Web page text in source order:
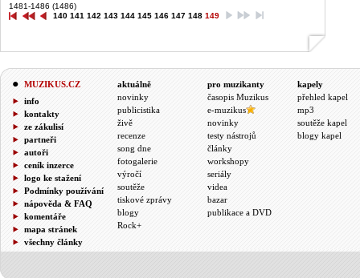
1481-1486 (1486)
140 141 142 143 144 145 146 147 148 149
MUZIKUS.CZ
info
kontakty
ze zákulisí
partneři
autoři
ceník inzerce
logo ke stažení
Podmínky používání
nápověda & FAQ
komentáře
mapa stránek
všechny články
aktuálně
novinky
publicistika
živě
recenze
song dne
fotogalerie
výročí
soutěže
tiskové zprávy
blogy
Rock+
pro muzikanty
časopis Muzikus
e-muzikus
novinky
testy nástrojů
články
workshopy
seriály
videa
bazar
publikace a DVD
kapely
přehled kapel
mp3
soutěže kapel
blogy kapel